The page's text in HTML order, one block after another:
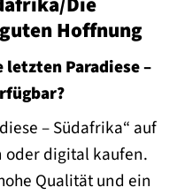
Hoffnung
Paradiese –
– Südafrika“ auf
oder digital kaufen.
Qualität und ein